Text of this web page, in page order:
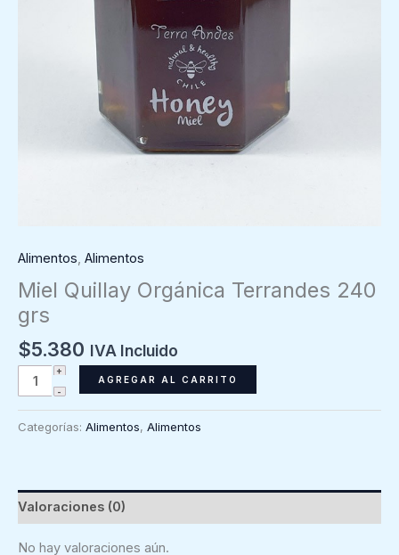
Alimentos, Alimentos
Miel Quillay Orgánica Terrandes 240
grs
$5.380 IVA Incluido
Miel
Quillay
Terrandes
cantidad
AGREGAR AL CARRITO
Categorías: Alimentos, Alimentos
Valoraciones (0)
No hay valoraciones aún.